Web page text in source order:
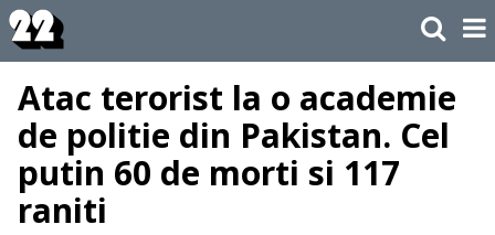
Atac terorist la o academie
de politie din Pakistan. Cel
putin 60 de morti si 117
raniti